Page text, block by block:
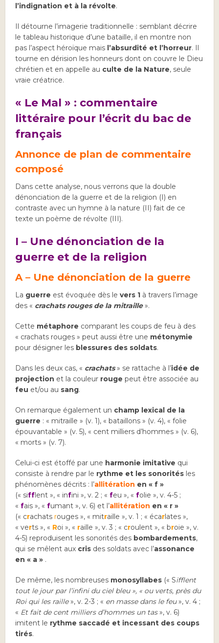
l’indignation et à la révolte.
Il détourne l’imagerie traditionnelle : semblant décrire
le tableau historique d’une bataille, il en montre non
pas l’aspect héroïque mais l’absurdité et l’horreur. Il
tourne en dérision les honneurs dont on couvre le Dieu
chrétien et en appelle au culte de la Nature, seule
vraie créatrice.
« Le Mal » : commentaire
littéraire pour l’écrit du bac de
français
Annonce de plan de commentaire
composé
Dans cette analyse, nous verrons que la double
dénonciation de la guerre et de la religion (I) en
contraste avec un hymne à la nature (II) fait de ce
texte un poème de révolte (III).
I – Une dénonciation de la
guerre et de la religion
A – Une dénonciation de la guerre
La guerre est évoquée dès levers 1 à travers l’image
des « crachats rouges de la mitraille».
Cette métaphore comparant les coups de feu à des
« crachats rouges » peut aussi être une métonymie
pour désigner les blessures des soldats.
Dans les deux cas, « crachats» se rattache à l’idée de
projection et la couleur rouge peut être associée au
feu et/ou au sang.
On remarque également un champ lexical de la
guerre : « mitraille » (v. 1), « bataillons » (v. 4), « folie
épouvantable » (v. 5), « cent milliers d’hommes » (v. 6),
« morts » (v. 7).
Celui-ci est étoffé par une harmonie imitative qui
consiste à rendre par le rythme et les sonorités les
phénomènes décrits : l’allitération en « f »
(« sifflent », « infini », v. 2 ; « feu », «folie », v. 4-5 ;
«fais », «fumant », v. 6) et l’allitération en « r »
(« crachatsrouges », « mitraille », v. 1 ; « écarlates »,
« verts », « Roi », « raille », v. 3 ; « croulent », « broie », v.
4-5) reproduisent les sonorités des bombardements,
qui se mêlent aux cris des soldats avec l’assonance
en « a » .
De même, les nombreuses monosyllabes (« Sifflent
tout le jour par l’infini du ciel bleu », « ou verts, près du
Roi qui les raille», v. 2-3 ; « en masse dans le feu», v. 4 ;
« Et fait de cent milliers d’hommes un tas», v. 6)
imitent le rythme saccadé et incessant des coups
tirés.